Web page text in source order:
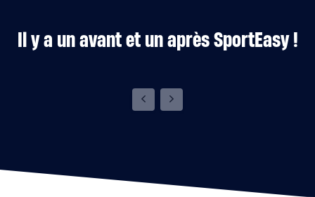
Il y a un avant et un après SportEasy !